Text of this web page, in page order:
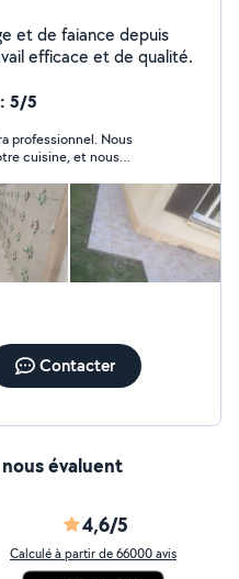
et de faiance depuis
efficace et de qualité.
5/5
professionnel. Nous
cuisine, et nous
faire un devis à la
demande que j'ai
un tarif tout de suite par
nous avons échangé
Hasim et à très vite
Contacter
évaluent
4,6/5
Calculé à partir de 66000 avis